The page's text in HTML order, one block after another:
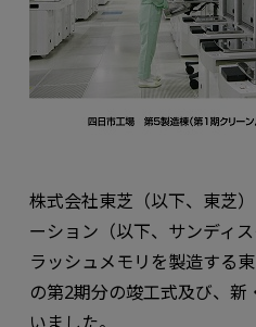
株式会社東芝（以下、東芝
ーション（以下、サンディ
ラッシュメモリを製造する
の第2期分の竣工式及び、